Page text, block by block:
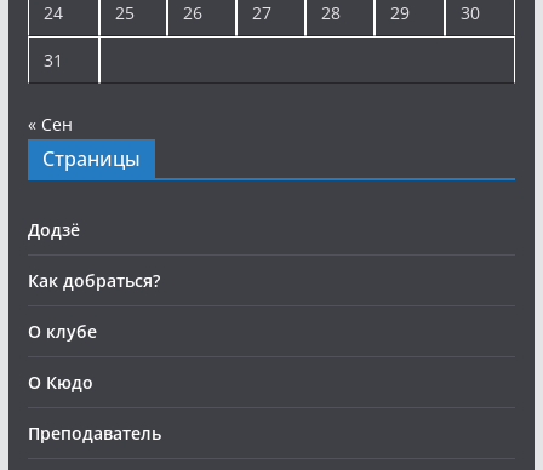
24 25 26 27 28 29 30
31
« Сен
Страницы
Додзё
Как добраться?
О клубе
О Кюдо
Преподаватель